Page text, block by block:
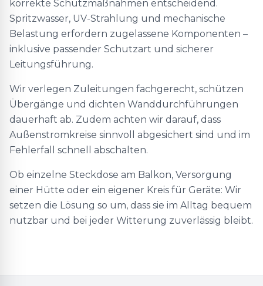
korrekte Schutzmaßnahmen entscheidend.
Spritzwasser, UV-Strahlung und mechanische
Belastung erfordern zugelassene Komponenten –
inklusive passender Schutzart und sicherer
Leitungsführung.
Wir verlegen Zuleitungen fachgerecht, schützen
Übergänge und dichten Wanddurchführungen
dauerhaft ab. Zudem achten wir darauf, dass
Außenstromkreise sinnvoll abgesichert sind und im
Fehlerfall schnell abschalten.
Ob einzelne Steckdose am Balkon, Versorgung
einer Hütte oder ein eigener Kreis für Geräte: Wir
setzen die Lösung so um, dass sie im Alltag bequem
nutzbar und bei jeder Witterung zuverlässig bleibt.